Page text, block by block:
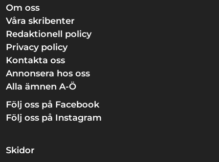
Om oss
Våra skribenter
Redaktionell policy
Privacy policy
Kontakta oss
Annonsera hos oss
Alla ämnen A-Ö
Följ oss på Facebook
Följ oss på Instagram
Skidor